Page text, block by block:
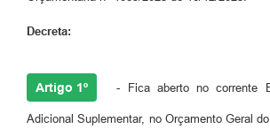
Protocolo
Tributação Municipal
Decreta:
Artigo 1º - Fica aberto no corrente
Adicional Suplementar, no Orçamento Geral